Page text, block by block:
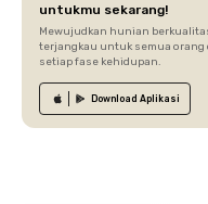
untukmu sekarang!
Mewujudkan hunian
terjangkau untuk semua orang
setiap fase kehidupan.
Download Aplikasi